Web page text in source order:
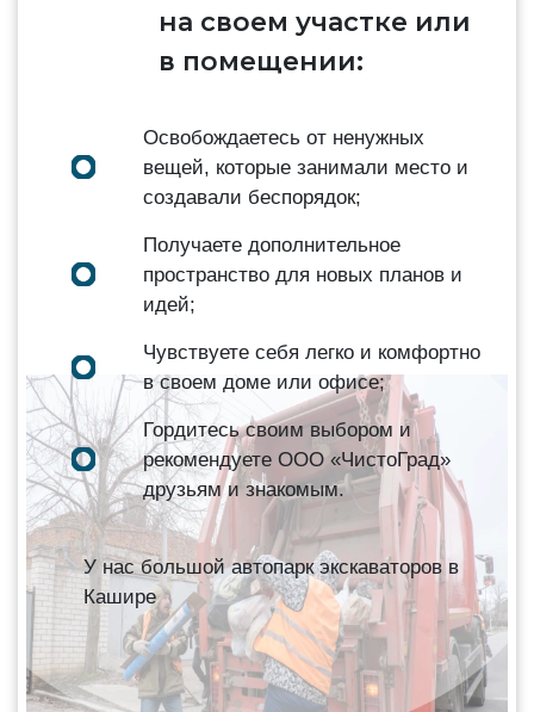
на своем участке или
в помещении:
Освобождаетесь от ненужных
вещей, которые занимали место и
создавали беспорядок;
Получаете дополнительное
пространство для новых планов и
идей;
Чувствуете себя легко и комфортно
в своем доме или офисе;
Гордитесь своим выбором и
рекомендуете ООО «ЧистоГрад»
друзьям и знакомым.
У нас большой автопарк экскаваторов в
Кашире